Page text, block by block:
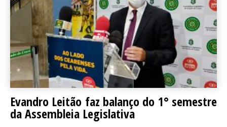
Evandro Leitão faz balanço do 1° semestre
da Assembleia Legislativa